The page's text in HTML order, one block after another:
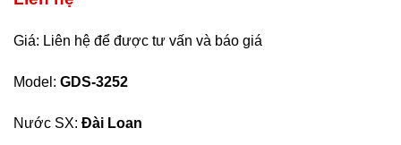
Giá: Liên hệ để được tư vấn và báo giá
Model: GDS-3252
Nước SX: Đài Loan